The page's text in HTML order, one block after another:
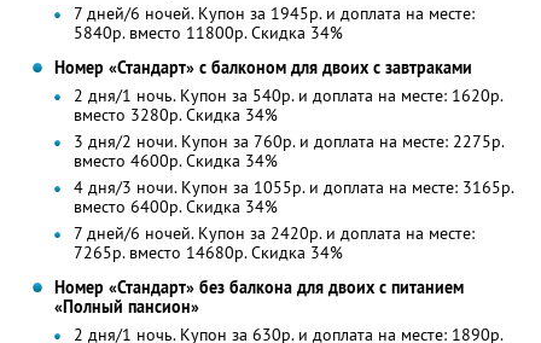
7 дней/6 ночей. Купон за 1945р. и доплата на месте:
5840р. вместо 11800р. Скидка 34%
Номер «Стандарт» с балконом для двоих с завтраками
2 дня/1 ночь. Купон за 540р. и доплата на месте: 1620р.
вместо 3280р.Скидка 34%
3 дня/2 ночи. Купон за 760р. и доплата на месте: 2275р.
вместо 4600р.Скидка 34%
4 дня/3 ночи. Купон за 1055р. и доплата на месте: 3165р.
вместо 6400р.Скидка 34%
7 дней/6 ночей. Купон за 2420р. и доплата на месте:
7265р. вместо 14680р. Скидка 34%
Номер «Стандарт» без балкона для двоих с питанием
«Полный пансион»
2 дня/1 ночь. Купон за 630р. и доплата на месте: 1890р.